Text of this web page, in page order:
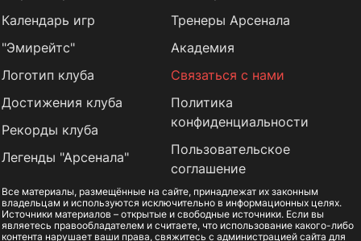
Календарь игр
Тренеры Арсенала
"Эмирейтс"
Логотип клуба
Достижения клуба
Рекорды клуба
Легенды "Арсенала"
Академия
Связаться с нами
Политика
конфиденциальности
Пользовательское
соглашение
Все материалы, размещённые на сайте, принадлежат их законным
владельцам и используются исключительно в информационных целях.
Источники материалов – открытые и свободные источники. Если вы
являетесь правообладателем и считаете, что использование какого-либо
контента нарушает ваши права, свяжитесь с администрацией сайта для